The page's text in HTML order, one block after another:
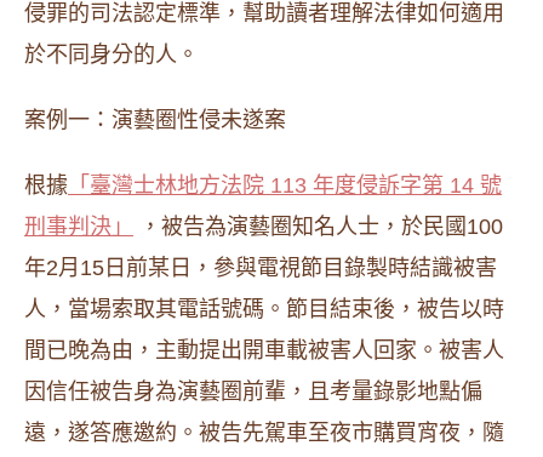
侵罪的司法認定標準，幫助讀者理解法律如何適用
於不同身分的人。
案例一：演藝圈性侵未遂案
根據 「臺灣士林地方法院 113 年度侵訴字第 14 號
刑事判決」
，被告為演藝圈知名人士，於民國100
年2月15日前某日，參與電視節目錄製時結識被害
人，當場索取其電話號碼。節目結束後，被告以時
間已晚為由，主動提出開車載被害人回家。被害人
因信任被告身為演藝圈前輩，且考量錄影地點偏
遠，遂答應邀約。被告先駕車至夜市購買宵夜，隨